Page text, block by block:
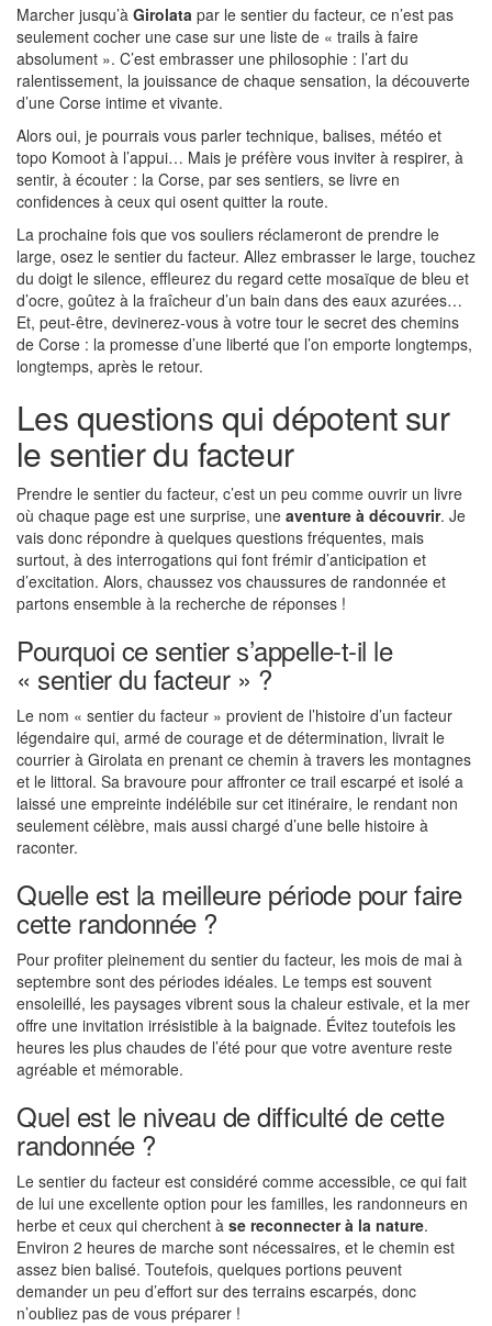
Marcher jusqu’à Girolata par le sentier du facteur, ce n’est pas
seulement cocher une case sur une liste de « trails à faire
absolument ». C’est embrasser une philosophie : l’art du
ralentissement, la jouissance de chaque sensation, la découverte
d’une Corse intime et vivante.
Alors oui, je pourrais vous parler technique, balises, météo et
topo Komoot à l’appui… Mais je préfère vous inviter à respirer, à
sentir, à écouter : la Corse, par ses sentiers, se livre en
confidences à ceux qui osent quitter la route.
La prochaine fois que vos souliers réclameront de prendre le
large, osez le sentier du facteur. Allez embrasser le large, touchez
du doigt le silence, effleurez du regard cette mosaïque de bleu et
d’ocre, goûtez à la fraîcheur d’un bain dans des eaux azurées…
Et, peut-être, devinerez-vous à votre tour le secret des chemins
de Corse : la promesse d’une liberté que l’on emporte longtemps,
longtemps, après le retour.
Les questions qui dépotent sur
le sentier du facteur
Prendre le sentier du facteur, c’est un peu comme ouvrir un livre
où chaque page est une surprise, une aventure à découvrir. Je
vais donc répondre à quelques questions fréquentes, mais
surtout, à des interrogations qui font frémir d’anticipation et
d’excitation. Alors, chaussez vos chaussures de randonnée et
partons ensemble à la recherche de réponses !
Pourquoi ce sentier s’appelle-t-il le
« sentier du facteur » ?
Le nom « sentier du facteur » provient de l’histoire d’un facteur
légendaire qui, armé de courage et de détermination, livrait le
courrier à Girolata en prenant ce chemin à travers les montagnes
et le littoral. Sa bravoure pour affronter ce trail escarpé et isolé a
laissé une empreinte indélébile sur cet itinéraire, le rendant non
seulement célèbre, mais aussi chargé d’une belle histoire à
raconter.
Quelle est la meilleure période pour faire
cette randonnée ?
Pour profiter pleinement du sentier du facteur, les mois de mai à
septembre sont des périodes idéales. Le temps est souvent
ensoleillé, les paysages vibrent sous la chaleur estivale, et la mer
offre une invitation irrésistible à la baignade. Évitez toutefois les
heures les plus chaudes de l’été pour que votre aventure reste
agréable et mémorable.
Quel est le niveau de difficulté de cette
randonnée ?
Le sentier du facteur est considéré comme accessible, ce qui fait
de lui une excellente option pour les familles, les randonneurs en
herbe et ceux qui cherchent à se reconnecter à la nature.
Environ 2 heures de marche sont nécessaires, et le chemin est
assez bien balisé. Toutefois, quelques portions peuvent
demander un peu d’effort sur des terrains escarpés, donc
n’oubliez pas de vous préparer !